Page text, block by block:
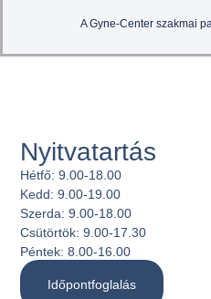
A Gyne-Center szakmai
Nyitvatartás
Hétfő: 9.00-18.00
Kedd: 9.00-19.00
Szerda: 9.00-18.00
Csütörtök: 9.00-17.30
Péntek: 8.00-16.00
Időpontfoglalás